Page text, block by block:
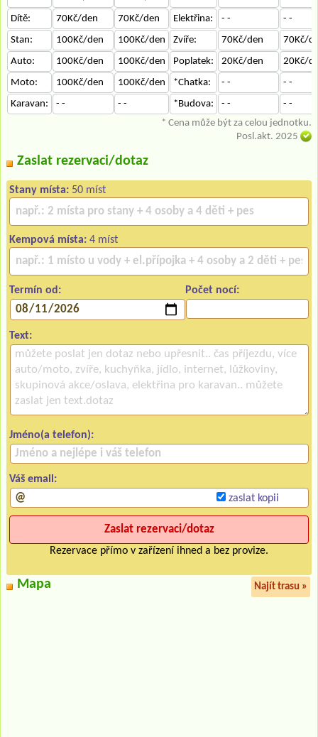
Dítě:
70Kč/den 70Kč/den Elektřina: - -
- -
Stan:
100Kč/den 100Kč/den Zvíře: 70Kč/den
70Kč/
Auto:
100Kč/den 100Kč/den Poplatek: 20Kč/den
20Kč/
Moto:
100Kč/den 100Kč/den *Chatka: - -
- -
Karavan:
- - - - *Budova: - -
- -
* Cena může být za celou jednotku.
Posl.akt. 2025
Zaslat rezervaci/dotaz
Stany místa: 50 míst
Kempová místa: 4 míst
Termín od: Počet nocí:
Text:
Jméno(a telefon):
Váš email:
zaslat kopii
Rezervace přímo v zařízení ihned a bez provize.
Mapa Najít trasu »